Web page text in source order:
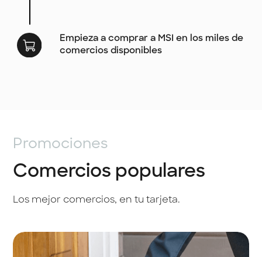
Empieza a comprar a MSI en los miles de
comercios disponibles
Promociones
Comercios populares
Los mejor comercios, en tu tarjeta.